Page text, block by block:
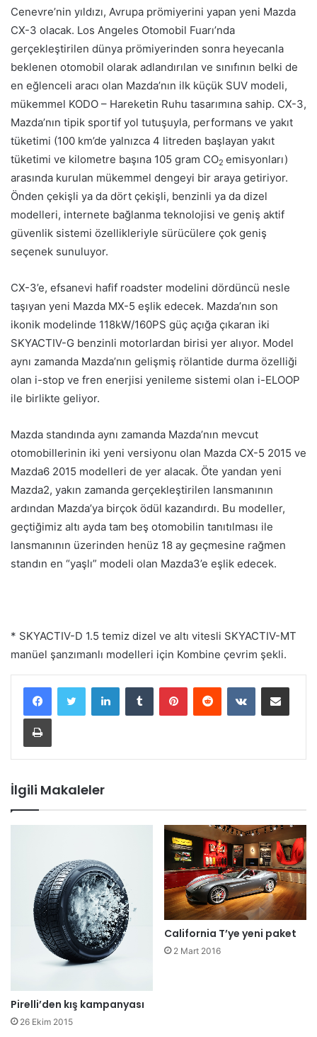
Cenevre’nin yıldızı, Avrupa prömiyerini yapan yeni Mazda
CX-3 olacak. Los Angeles Otomobil Fuarı’nda
gerçekleştirilen dünya prömiyerinden sonra heyecanla
beklenen otomobil olarak adlandırılan ve sınıfının belki de
en eğlenceli aracı olan Mazda’nın ilk küçük SUV modeli,
mükemmel KODO – Hareketin Ruhu tasarımına sahip. CX-3,
Mazda’nın tipik sportif yol tutuşuyla, performans ve yakıt
tüketimi (100 km’de yalnızca 4 litreden başlayan yakıt
tüketimi ve kilometre başına 105 gram CO2 emisyonları)
arasında kurulan mükemmel dengeyi bir araya getiriyor.
Önden çekişli ya da dört çekişli, benzinli ya da dizel
modelleri, internete bağlanma teknolojisi ve geniş aktif
güvenlik sistemi özellikleriyle sürücülere çok geniş
seçenek sunuluyor.
CX-3’e, efsanevi hafif roadster modelini dördüncü nesle
taşıyan yeni Mazda MX-5 eşlik edecek. Mazda’nın son
ikonik modelinde 118kW/160PS güç açığa çıkaran iki
SKYACTIV-G benzinli motorlardan birisi yer alıyor. Model
aynı zamanda Mazda’nın gelişmiş rölantide durma özelliği
olan i-stop ve fren enerjisi yenileme sistemi olan i-ELOOP
ile birlikte geliyor.
Mazda standında aynı zamanda Mazda’nın mevcut
otomobillerinin iki yeni versiyonu olan Mazda CX-5 2015 ve
Mazda6 2015 modelleri de yer alacak. Öte yandan yeni
Mazda2, yakın zamanda gerçekleştirilen lansmanının
ardından Mazda’ya birçok ödül kazandırdı. Bu modeller,
geçtiğimiz altı ayda tam beş otomobilin tanıtılması ile
lansmanının üzerinden henüz 18 ay geçmesine rağmen
standın en “yaşlı” modeli olan Mazda3’e eşlik edecek.
* SKYACTIV-D 1.5 temiz dizel ve altı vitesli SKYACTIV-MT
manüel şanzımanlı modelleri için Kombine çevrim şekli.
İlgili Makaleler
Pirelli’den kış kampanyası
26 Ekim 2015
California T’ye yeni paket
2 Mart 2016